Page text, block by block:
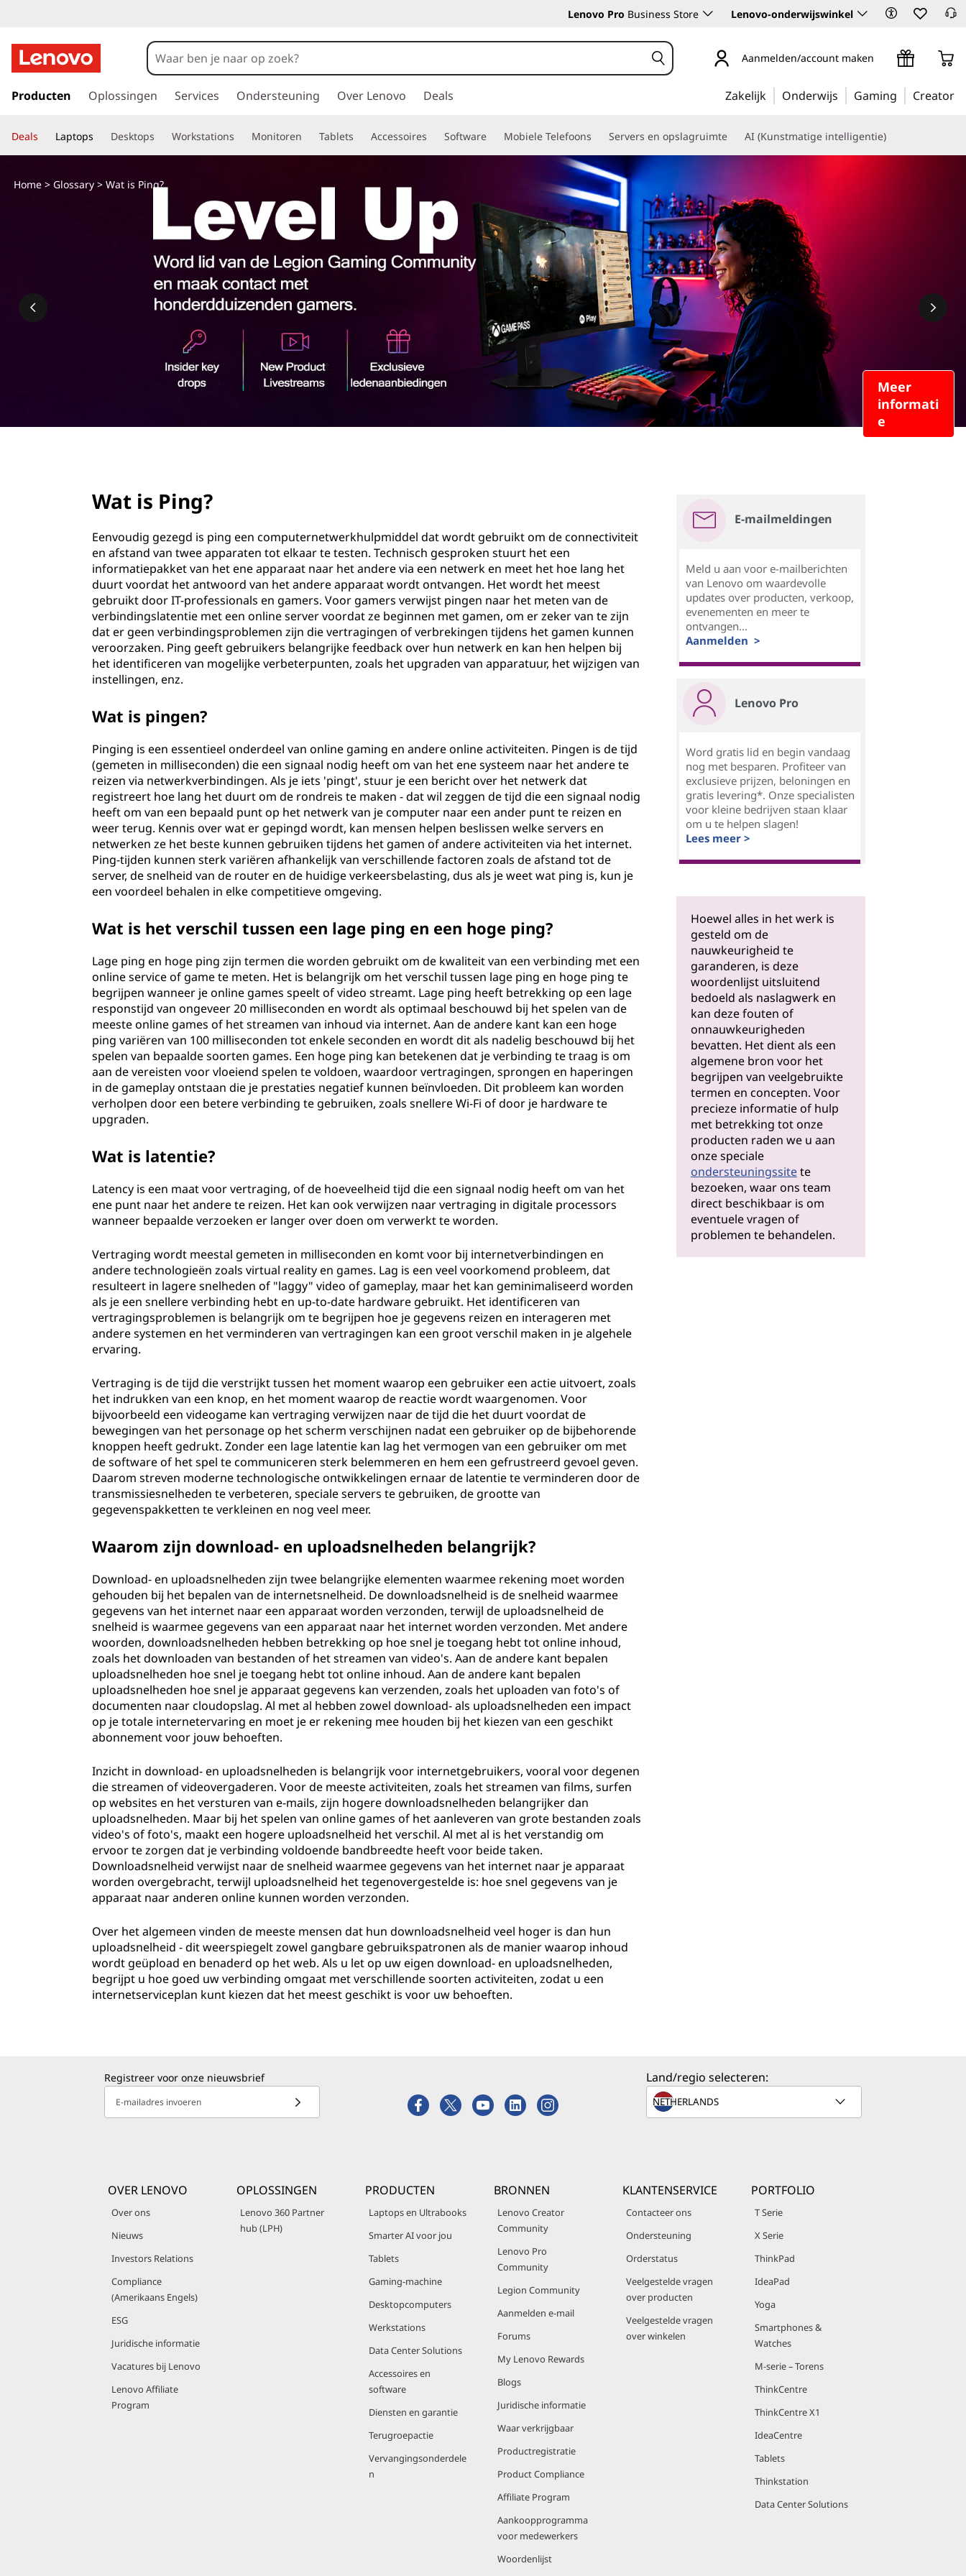
Lenovo Pro Business Store Lenovo-onderwijswinkel
a
a
r
e
Aanmelden/account maken
Producten Oplossingen Services Ondersteuning Over Lenovo Deals Zakelijk Onderwijs Gaming Creator
Deals Laptops Desktops Workstations Monitoren Tablets Accessoires Software Mobiele Telefoons Servers en opslagruimte AI (Kunstmatige intelligentie)
Meer
informati
e
Home> Glossary> Wat is Ping?
Wat is Ping?
Eenvoudig gezegd is ping een computernetwerkhulpmiddel dat wordt gebruikt om de connectiviteit
en afstand van twee apparaten tot elkaar te testen. Technisch gesproken stuurt het een
informatiepakket van het ene apparaat naar het andere via een netwerk en meet het hoe lang het
duurt voordat het antwoord van het andere apparaat wordt ontvangen. Het wordt het meest
gebruikt door IT-professionals en gamers. Voor gamers verwijst pingen naar het meten van de
verbindingslatentie met een online server voordat ze beginnen met gamen, om er zeker van te zijn
dat er geen verbindingsproblemen zijn die vertragingen of verbrekingen tijdens het gamen kunnen
veroorzaken. Ping geeft gebruikers belangrijke feedback over hun netwerk en kan hen helpen bij
het identificeren van mogelijke verbeterpunten, zoals het upgraden van apparatuur, het wijzigen van
instellingen, enz.
Wat is pingen?
Pinging is een essentieel onderdeel van online gaming en andere online activiteiten. Pingen is de tijd
(gemeten in milliseconden) die een signaal nodig heeft om van het ene systeem naar het andere te
reizen via netwerkverbindingen. Als je iets 'pingt', stuur je een bericht over het netwerk dat
registreert hoe lang het duurt om de rondreis te maken - dat wil zeggen de tijd die een signaal nodig
heeft om van een bepaald punt op het netwerk van je computer naar een ander punt te reizen en
weer terug. Kennis over wat er gepingd wordt, kan mensen helpen beslissen welke servers en
netwerken ze het beste kunnen gebruiken tijdens het gamen of andere activiteiten via het internet.
Ping-tijden kunnen sterk variëren afhankelijk van verschillende factoren zoals de afstand tot de
server, de snelheid van de router en de huidige verkeersbelasting, dus als je weet wat ping is, kun je
een voordeel behalen in elke competitieve omgeving.
Wat is het verschil tussen een lage ping en een hoge ping?
Lage ping en hoge ping zijn termen die worden gebruikt om de kwaliteit van een verbinding met een
online service of game te meten. Het is belangrijk om het verschil tussen lage ping en hoge ping te
begrijpen wanneer je online games speelt of video streamt. Lage ping heeft betrekking op een lage
responstijd van ongeveer 20 milliseconden en wordt als optimaal beschouwd bij het spelen van de
meeste online games of het streamen van inhoud via internet. Aan de andere kant kan een hoge
ping variëren van 100 milliseconden tot enkele seconden en wordt dit als nadelig beschouwd bij het
spelen van bepaalde soorten games. Een hoge ping kan betekenen dat je verbinding te traag is om
aan de vereisten voor vloeiend spelen te voldoen, waardoor vertragingen, sprongen en haperingen
in de gameplay ontstaan die je prestaties negatief kunnen beïnvloeden. Dit probleem kan worden
verholpen door een betere verbinding te gebruiken, zoals snellere Wi-Fi of door je hardware te
upgraden.
Wat is latentie?
Latency is een maat voor vertraging, of de hoeveelheid tijd die een signaal nodig heeft om van het
ene punt naar het andere te reizen. Het kan ook verwijzen naar vertraging in digitale processors
wanneer bepaalde verzoeken er langer over doen om verwerkt te worden.
Vertraging wordt meestal gemeten in milliseconden en komt voor bij internetverbindingen en
andere technologieën zoals virtual reality en games. Lag is een veel voorkomend probleem, dat
resulteert in lagere snelheden of "laggy" video of gameplay, maar het kan geminimaliseerd worden
als je een snellere verbinding hebt en up-to-date hardware gebruikt. Het identificeren van
vertragingsproblemen is belangrijk om te begrijpen hoe je gegevens reizen en interageren met
andere systemen en het verminderen van vertragingen kan een groot verschil maken in je algehele
ervaring.
Vertraging is de tijd die verstrijkt tussen het moment waarop een gebruiker een actie uitvoert, zoals
het indrukken van een knop, en het moment waarop de reactie wordt waargenomen. Voor
bijvoorbeeld een videogame kan vertraging verwijzen naar de tijd die het duurt voordat de
bewegingen van het personage op het scherm verschijnen nadat een gebruiker op de bijbehorende
knoppen heeft gedrukt. Zonder een lage latentie kan lag het vermogen van een gebruiker om met
de software of het spel te communiceren sterk belemmeren en hem een gefrustreerd gevoel geven.
Daarom streven moderne technologische ontwikkelingen ernaar de latentie te verminderen door de
transmissiesnelheden te verbeteren, speciale servers te gebruiken, de grootte van
gegevenspakketten te verkleinen en nog veel meer.
Waarom zijn download- en uploadsnelheden belangrijk?
Download- en uploadsnelheden zijn twee belangrijke elementen waarmee rekening moet worden
gehouden bij het bepalen van de internetsnelheid. De downloadsnelheid is de snelheid waarmee
gegevens van het internet naar een apparaat worden verzonden, terwijl de uploadsnelheid de
snelheid is waarmee gegevens van een apparaat naar het internet worden verzonden. Met andere
woorden, downloadsnelheden hebben betrekking op hoe snel je toegang hebt tot online inhoud,
zoals het downloaden van bestanden of het streamen van video's. Aan de andere kant bepalen
uploadsnelheden hoe snel je toegang hebt tot online inhoud. Aan de andere kant bepalen
uploadsnelheden hoe snel je apparaat gegevens kan verzenden, zoals het uploaden van foto's of
documenten naar cloudopslag. Al met al hebben zowel download- als uploadsnelheden een impact
op je totale internetervaring en moet je er rekening mee houden bij het kiezen van een geschikt
abonnement voor jouw behoeften.
Inzicht in download- en uploadsnelheden is belangrijk voor internetgebruikers, vooral voor degenen
die streamen of videovergaderen. Voor de meeste activiteiten, zoals het streamen van films, surfen
op websites en het versturen van e-mails, zijn hogere downloadsnelheden belangrijker dan
uploadsnelheden. Maar bij het spelen van online games of het aanleveren van grote bestanden zoals
video's of foto's, maakt een hogere uploadsnelheid het verschil. Al met al is het verstandig om
ervoor te zorgen dat je verbinding voldoende bandbreedte heeft voor beide taken.
Downloadsnelheid verwijst naar de snelheid waarmee gegevens van het internet naar je apparaat
worden overgebracht, terwijl uploadsnelheid het tegenovergestelde is: hoe snel gegevens van je
apparaat naar anderen online kunnen worden verzonden.
Over het algemeen vinden de meeste mensen dat hun downloadsnelheid veel hoger is dan hun
uploadsnelheid - dit weerspiegelt zowel gangbare gebruikspatronen als de manier waarop inhoud
wordt geüpload en benaderd op het web. Als u let op uw eigen download- en uploadsnelheden,
begrijpt u hoe goed uw verbinding omgaat met verschillende soorten activiteiten, zodat u een
internetserviceplan kunt kiezen dat het meest geschikt is voor uw behoeften.
E-mailmeldingen
Meld u aan voor e-mailberichten
van Lenovo om waardevolle
updates over producten, verkoop,
evenementen en meer te
ontvangen...
Aanmelden >
Lenovo Pro
Word gratis lid en begin vandaag
nog met besparen. Profiteer van
exclusieve prijzen, beloningen en
gratis levering*. Onze specialisten
voor kleine bedrijven staan klaar
om u te helpen slagen!
Lees meer >
Hoewel alles in het werk is
gesteld om de
nauwkeurigheid te
garanderen, is deze
woordenlijst uitsluitend
bedoeld als naslagwerk en
kan deze fouten of
onnauwkeurigheden
bevatten. Het dient als een
algemene bron voor het
begrijpen van veelgebruikte
termen en concepten. Voor
precieze informatie of hulp
met betrekking tot onze
producten raden we u aan
onze speciale
ondersteuningssitete
bezoeken, waar ons team
direct beschikbaar is om
eventuele vragen of
problemen te behandelen.
Registreer voor onze nieuwsbrief
E-mailadres invoeren
Land/regio selecteren:
OVER LENOVO
Over ons
Nieuws
Investors Relations
Compliance
(Amerikaans Engels)
ESG
Juridische informatie
Vacatures bij Lenovo
Lenovo Affiliate
Program
OPLOSSINGEN
Lenovo 360 Partner
hub (LPH)
PRODUCTEN
Laptops en Ultrabooks
Smarter AI voor jou
Tablets
Gaming-machine
Desktopcomputers
Werkstations
Data Center Solutions
Accessoires en
software
Diensten en garantie
Terugroepactie
Vervangingsonderdele
n
BRONNEN
Lenovo Creator
Community
Lenovo Pro
Community
Legion Community
Aanmelden e-mail
Forums
My Lenovo Rewards
Blogs
Juridische informatie
Waar verkrijgbaar
Productregistratie
Product Compliance
Affiliate Program
Aankoopprogramma
voor medewerkers
Woordenlijst
KLANTENSERVICE
Contacteer ons
Ondersteuning
Orderstatus
Veelgestelde vragen
over producten
Veelgestelde vragen
over winkelen
PORTFOLIO
T Serie
X Serie
ThinkPad
IdeaPad
Yoga
Smartphones &
Watches
M-serie – Torens
ThinkCentre
ThinkCentre X1
IdeaCentre
Tablets
Thinkstation
Data Center Solutions